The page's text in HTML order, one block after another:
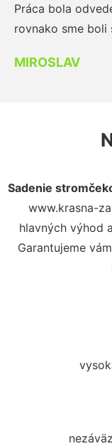
Práca bola
rovnako sme boli
MIROSLAV
Sadenie
www.krasna-
hlavných výhod
Garantujeme